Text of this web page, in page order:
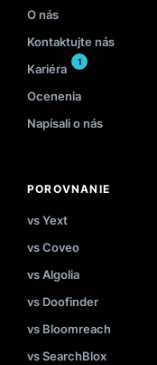
O nás
Kontaktujte nás
Kariéra
1
Ocenenia
Napísali o nás
POROVNANIE
vs Yext
vs Coveo
vs Algolia
vs Doofinder
vs Bloomreach
vs SearchBlox